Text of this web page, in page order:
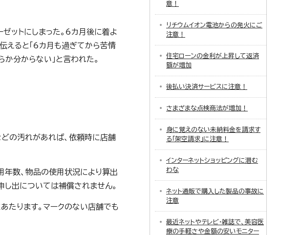
ットにしまった。6カ月後に着よ
えると「6カ月も過ぎてから苦情
分からない」と言われた。
どの汚れがあれば、依頼時に店舗
年数、物品の使用状況により算出
し出については補償されません。
たります。マークのない店舗でも
意！
リチウムイオン電池からの発火にご
注意！
住宅ローンの金利が上昇して返済
額が増加
後払い決済サービスに注意！
さまざまな点検商法が増加！
身に覚えのない未納料金を請求す
る「架空請求」に注意！
インターネットショッピングに潜む
わな
ネット通販で購入した製品の事故に
注意
最近ネットやテレビ・雑誌で、美容医
療の手軽さや金額の安いモニター